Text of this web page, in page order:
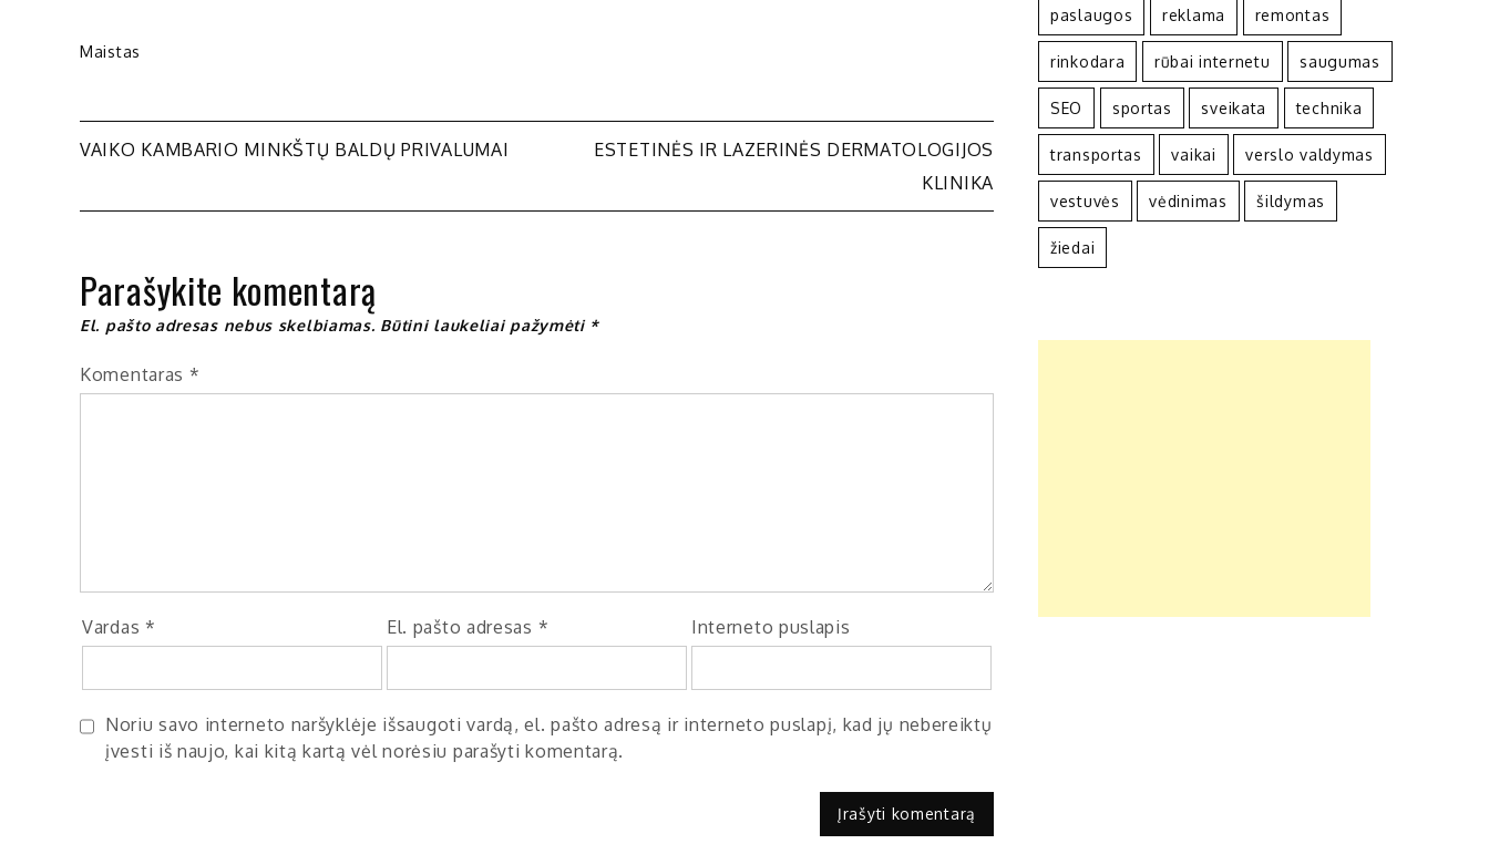
Maistas
Navigacija
tarp
įrašų
VAIKO KAMBARIO MINKŠTŲ BALDŲ PRIVALUMAI
ESTETINĖS IR LAZERINĖS DERMATOLOGIJOS
KLINIKA
Parašykite komentarą
El. pašto adresas nebus skelbiamas. Būtini laukeliai pažymėti *
Komentaras *
Vardas * El. pašto adresas * Interneto puslapis
Noriu savo interneto naršyklėje išsaugoti vardą, el. pašto adresą ir interneto puslapį, kad jų nebereiktų
įvesti iš naujo, kai kitą kartą vėl norėsiu parašyti komentarą.
paslaugos reklama remontas
rinkodara rūbai internetu saugumas
SEO sportas sveikata technika
transportas vaikai verslo valdymas
vestuvės vėdinimas šildymas
žiedai